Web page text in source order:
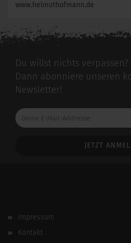
www.helmuthofmann.de
Du willst nichts verpassen?
Dann abonniere unseren
Newsletter!
Deine
E-
Impressum
Kontakt